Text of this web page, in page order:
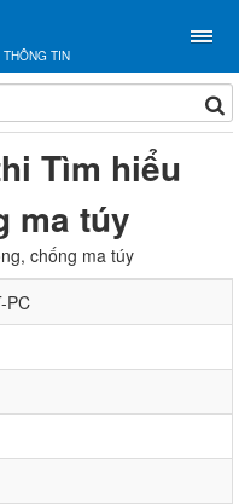
TIN
Tìm hiểu
ma túy
chống ma túy
PC